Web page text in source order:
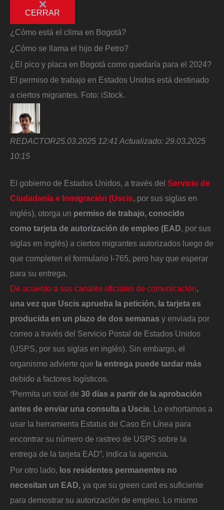
CERRAR
¿Cómo está el clima en Bogotá?
¿Cómo se llama el hijo de Petro?
¿El pico y placa en Bogotá como quedaría para el 2024?
El permiso de trabajo en Estados Unidos está destinado
a ciertos migrantes. Foto: iStock.
REDACTOR25.03.2025 12:41 Actualizado: 29.03.2025
10:15
El gobierno de Estados Unidos, a través del Servicio de
Ciudadanía e Inmigración (Uscis, por sus siglas en
inglés), otorga un permiso de trabajo, conocido
como tarjeta de autorización de empleo (EAD, por sus
siglas en inglés) a ciertos migrantes autorizados luego de
que completen el formulario I-765, pero hay que esperar
para su entrega.
De acuerdo a sus canales oficiales de comunicación,
una vez que Uscis aprueba la petición, la tarjeta es
producida en un plazo de dos semanas y enviada por
correo a través del Servicio Postal de Estados Unidos
(USPS, por sus siglas en inglés). Sin embargo, el
organismo advierte que la entrega puede tardar más
debido a factores logísticos.
“Permita un total de 30 días a partir de la aprobación
antes de enviar una consulta a Uscis. Lo exhortamos a
usar la herramienta Estatus de Caso En Línea para
encontrar su número de rastreo de USPS sobre la
entrega de la tarjeta EAD”, indica la agencia.
Por otro lado, los residentes permanentes no
necesitan un EAD, ya que su green card es suficiente
para demostrar su autorización de empleo. Lo mismo